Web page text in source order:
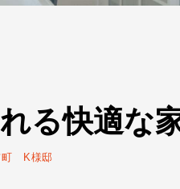
る快適な
町 K様邸